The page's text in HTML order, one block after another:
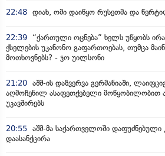
22:48 დიახ, ომი დაიწყო რუსეთმა და
22:39
“ქართული ოცნება” ხელს უწყობს
ქსელების უკანონო გაფართოებას, თუმცა
მოთხოვნებს? - ჯო უილსონი
21:20 აშშ-ის დაზვერვა გერმანიაში,
აღმოჩენილ ასაფეთქებელი
უკავშირებს
20:55 აშშ-მა საქართველოში დაფუძნებული
დაასანქცირა